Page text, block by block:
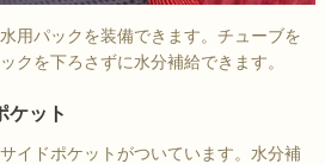
用パックを装備できます。チューブを
クを下ろさずに水分補給できます。
ケット
イドポケットがついています。水分補